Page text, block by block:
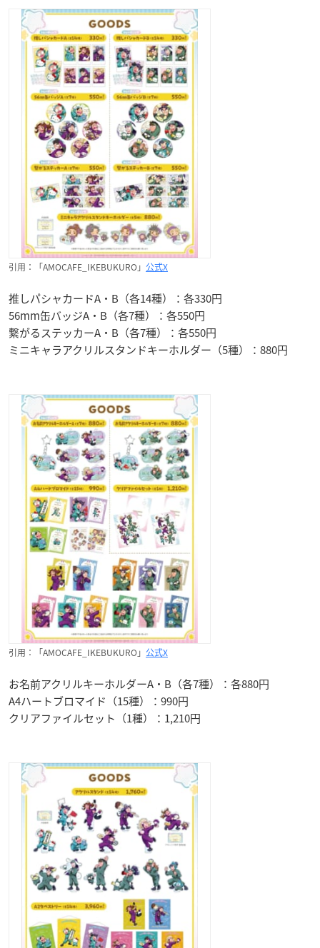
引用：「AMOCAFE_IKEBUKURO」 公式X
推しパシャカードA・B（各14種）：各330円
56mm缶バッジA・B（各7種）：各550円
繋がるステッカーA・B（各7種）：各550円
ミニキャラアクリルスタンドキーホルダー（5種）：880円
引用：「AMOCAFE_IKEBUKURO」 公式X
お名前アクリルキーホルダーA・B（各7種）：各880円
A4ハートブロマイド（15種）：990円
クリアファイルセット（1種）：1,210円